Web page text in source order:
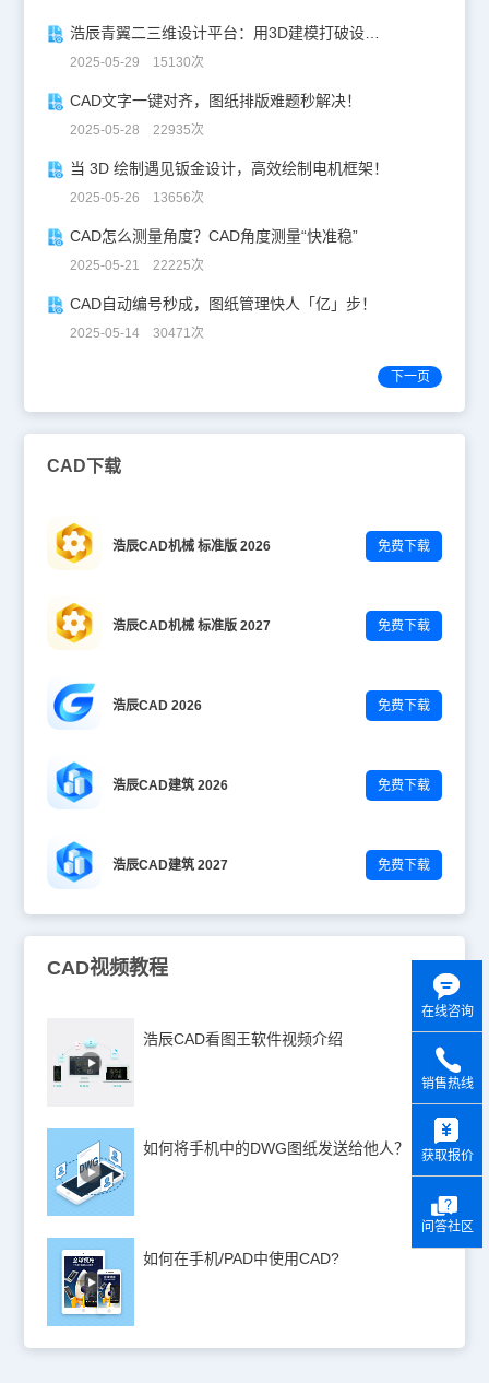
浩辰青翼二三维设计平台：用3D建模打破设计边界
2025-05-29 15130次
CAD文字一键对齐，图纸排版难题秒解决！
2025-05-28 22935次
当 3D 绘制遇见钣金设计，高效绘制电机框架！
2025-05-26 13656次
CAD怎么测量角度？CAD角度测量“快准稳”
2025-05-21 22225次
CAD自动编号秒成，图纸管理快人「亿」步！
2025-05-14 30471次
下一页
CAD下载
浩辰CAD机械 标准版 2026 免费下载
浩辰CAD机械 标准版 2027 免费下载
浩辰CAD 2026 免费下载
浩辰CAD建筑 2026 免费下载
浩辰CAD建筑 2027 免费下载
CAD视频教程
浩辰CAD看图王软件视频介绍
如何将手机中的DWG图纸发送给他人？
如何在手机/PAD中使用CAD?
在线咨询
销售热线
获取报价
问答社区